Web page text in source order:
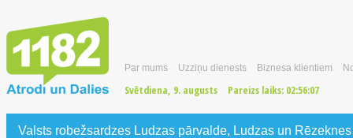
Par mums Uzziņu dienests Biznesa klientiem
Svētdiena, 9. augusts Pareizs laiks: 02:56:08
Valsts robežsardzes Ludzas pārvalde, Ludzas un